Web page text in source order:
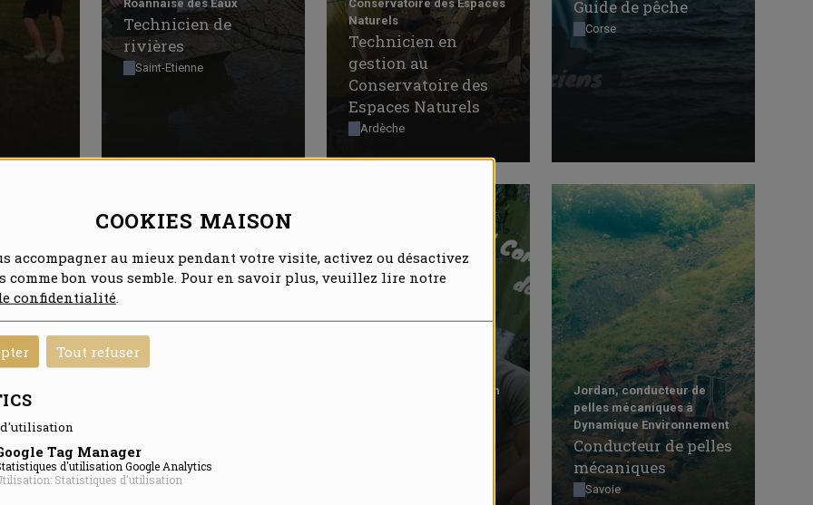
COOKIES MAISON
accompagner au mieux pendant votre visite, activez ou désactivez
comme bon vous semble. Pour en savoir plus, veuillez lire notre
confidentialité.
Tout refuser
Tag Manager
d'utilisation Google Analytics
Statistiques d'utilisation
Roannaise des Eaux
Technicien de
rivières
Saint-Etienne
Conservatoire des Espaces
Naturels
Technicien en
gestion au
Conservatoire des
Espaces Naturels
Ardèche
Guide de pêche
Corse
secteur
Fauconnier
professionnel
Julien, comme un poisson
Jordan, conducteur de
pelles mécaniques à
Dynamique Environnement
Conducteur de pelles
mécaniques
Savoie